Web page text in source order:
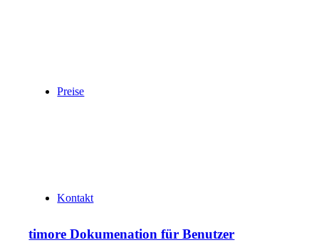
Preise
Kontakt
timore Dokumenation für Benutzer